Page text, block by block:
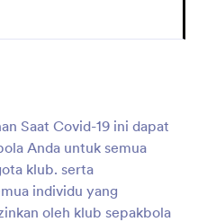
Saat Covid-19 ini dapat
Anda untuk semua
klub. serta
individu yang
oleh klub sepakbola